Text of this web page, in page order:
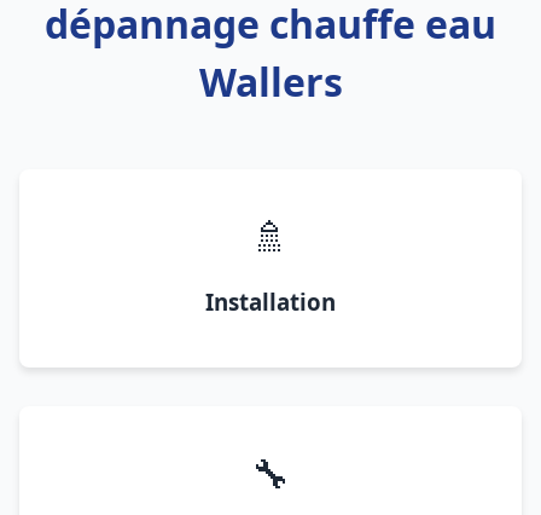
dépannage chauffe eau
Wallers
🚿
Installation
🔧